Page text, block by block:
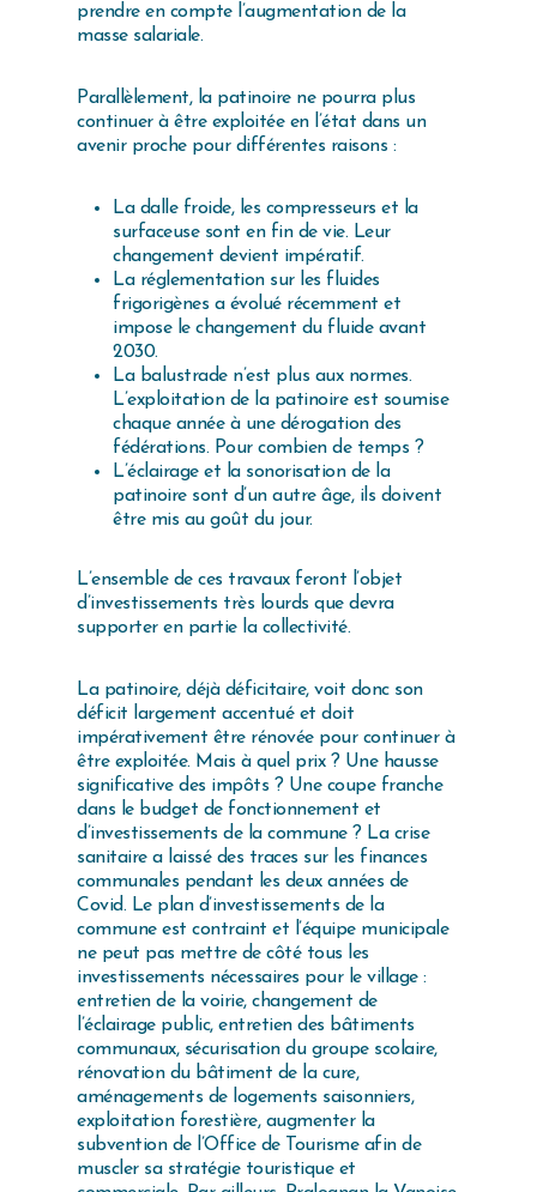
prendre en compte l’augmentation de la
masse salariale.
Parallèlement, la patinoire ne pourra plus
continuer à être exploitée en l’état dans un
avenir proche pour différentes raisons :
La dalle froide, les compresseurs et la
surfaceuse sont en fin de vie. Leur
changement devient impératif.
La réglementation sur les fluides
frigorigènes a évolué récemment et
impose le changement du fluide avant
2030.
La balustrade n’est plus aux normes.
L’exploitation de la patinoire est soumise
chaque année à une dérogation des
fédérations. Pour combien de temps ?
L’éclairage et la sonorisation de la
patinoire sont d’un autre âge, ils doivent
être mis au goût du jour.
L’ensemble de ces travaux feront l’objet
d’investissements très lourds que devra
supporter en partie la collectivité.
La patinoire, déjà déficitaire, voit donc son
déficit largement accentué et doit
impérativement être rénovée pour continuer à
être exploitée. Mais à quel prix ? Une hausse
significative des impôts ? Une coupe franche
dans le budget de fonctionnement et
d’investissements de la commune ? La crise
sanitaire a laissé des traces sur les finances
communales pendant les deux années de
Covid. Le plan d’investissements de la
commune est contraint et l’équipe municipale
ne peut pas mettre de côté tous les
investissements nécessaires pour le village :
entretien de la voirie, changement de
l’éclairage public, entretien des bâtiments
communaux, sécurisation du groupe scolaire,
rénovation du bâtiment de la cure,
aménagements de logements saisonniers,
exploitation forestière, augmenter la
subvention de l’Office de Tourisme afin de
muscler sa stratégie touristique et